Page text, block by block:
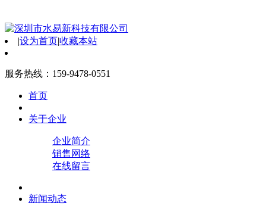
|设为首页|收藏本站
服务热线：159-9478-0551
首页
关于企业
企业简介
销售网络
在线留言
新闻动态